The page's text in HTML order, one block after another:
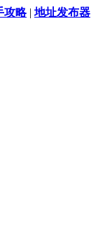
攻略| 地址发布器